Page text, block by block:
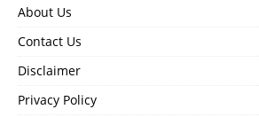
About Us
Contact Us
Disclaimer
Privacy Policy